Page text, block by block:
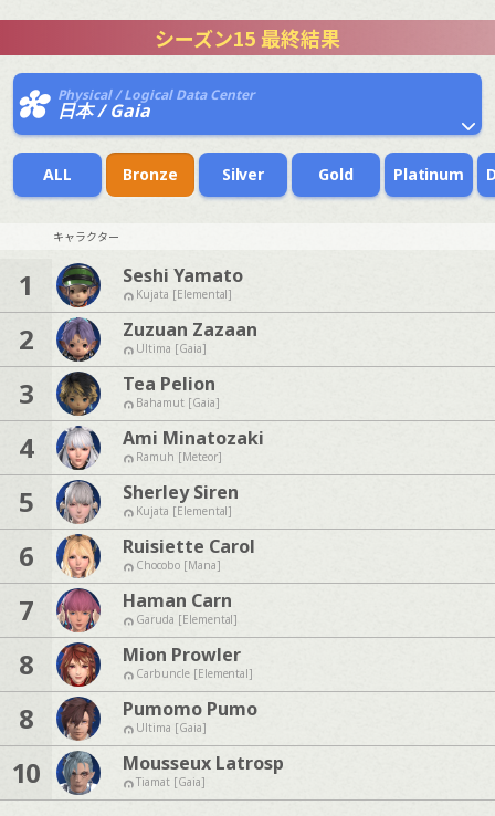
シーズン15 最終結果
Physical / Logical Data Center
日本 / Gaia
ALL Bronze Silver Gold Platinum
キャラクター
1 Seshi Yamato
Kujata [Elemental]
2 Zuzuan Zazaan
Ultima [Gaia]
3 Tea Pelion
Bahamut [Gaia]
4 Ami Minatozaki
Ramuh [Meteor]
5 Sherley Siren
Kujata [Elemental]
6 Ruisiette Carol
Chocobo [Mana]
7 Haman Carn
Garuda [Elemental]
8 Mion Prowler
Carbuncle [Elemental]
8 Pumomo Pumo
Ultima [Gaia]
10 Mousseux Latrosp
Tiamat [Gaia]